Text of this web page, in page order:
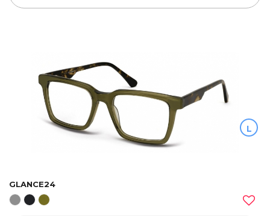
L
GLANCE24